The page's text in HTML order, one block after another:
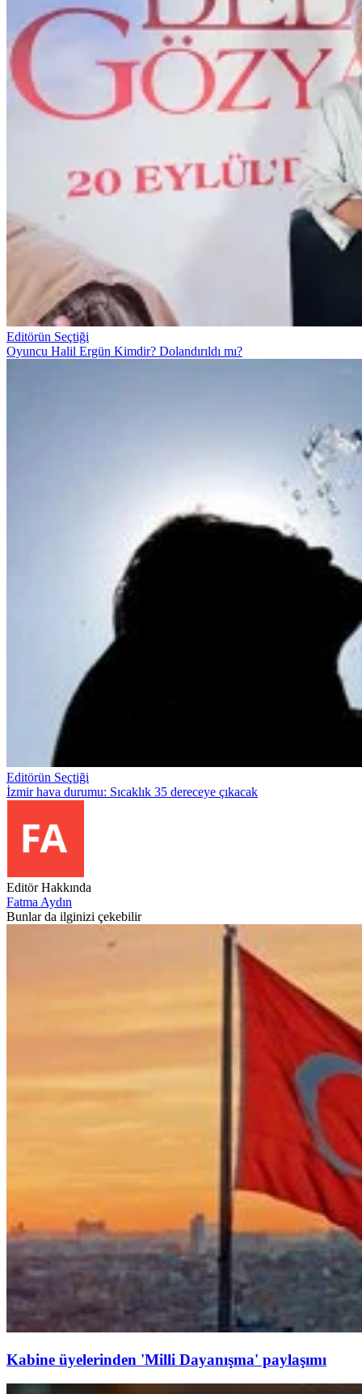
Editörün Seçtiği
Oyuncu Halil Ergün Kimdir? Dolandırıldı mı?
Editörün Seçtiği
İzmir hava durumu: Sıcaklık 35 dereceye çıkacak
Editör Hakkında
Fatma Aydın
Bunlar da ilginizi çekebilir
Kabine üyelerinden 'Milli Dayanışma' paylaşımı